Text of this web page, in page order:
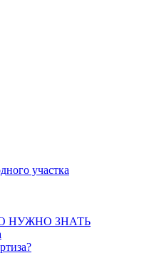
участка
НУЖНО ЗНАТЬ